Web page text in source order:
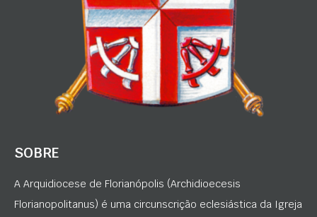
SOBRE
A Arquidiocese de Florianópolis (Archidioecesis
Florianopolitanus) é uma circunscrição eclesiástica da Igreja